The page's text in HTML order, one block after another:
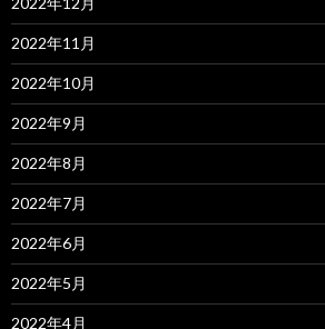
2022年11月
2022年10月
2022年9月
2022年8月
2022年7月
2022年6月
2022年5月
2022年4月